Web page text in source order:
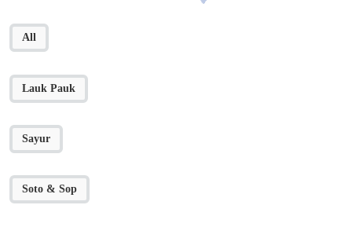
All
Lauk Pauk
Sayur
Soto & Sop